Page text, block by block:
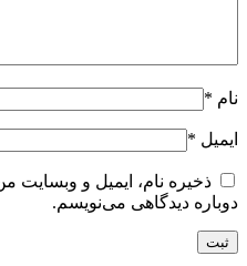
نام *
ایمیل *
ذخیره نام، ایمیل و وبسایت
دوباره دیدگاهی می‌نویسم.